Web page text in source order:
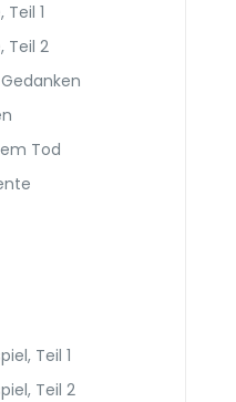
Teil 1
Teil 2
Tod
Teil 1
Teil 2